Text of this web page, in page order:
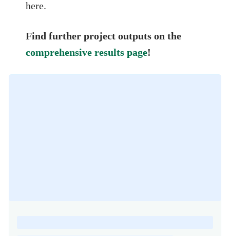
here.
Find further project outputs on the
comprehensive results page!